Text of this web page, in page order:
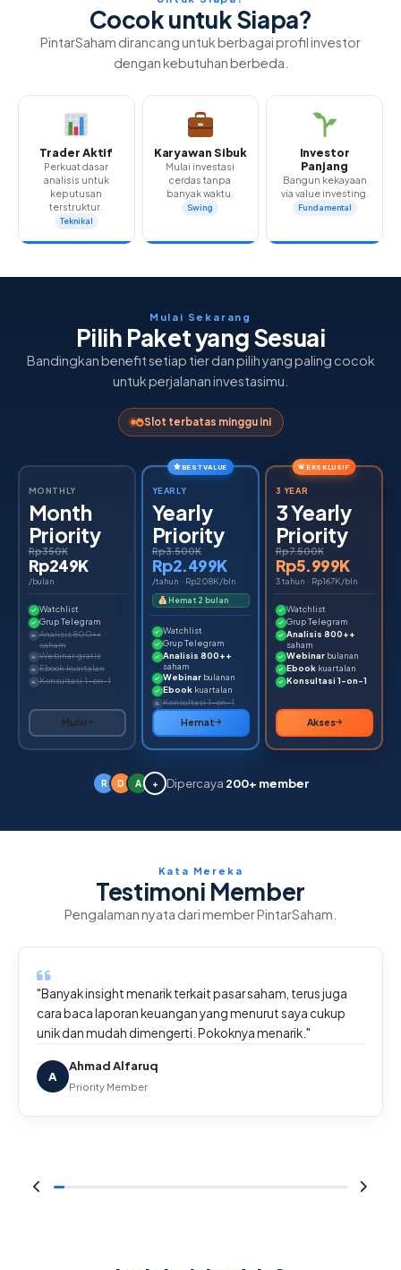
Cocok untuk Siapa?
PintarSaham dirancang untuk berbagai profil investor
dengan kebutuhan berbeda.
Trader Aktif
Perkuat dasar
analisis untuk
keputusan
terstruktur.
Teknikal
Karyawan Sibuk
Mulai investasi
cerdas tanpa
banyak waktu.
Swing
Investor
Panjang
Bangun kekayaan
via value investing.
Fundamental
Mulai Sekarang
Pilih Paket yang Sesuai
Bandingkan benefit setiap tier dan pilih yang paling cocok
untuk perjalanan investasimu.
Slot terbatas minggu ini
MONTHLY
Month
Priority
Rp350K
Rp249K
/bulan
Watchlist
Grup Telegram
Analisis 800++
saham
Webinar gratis
Ebook kuartalan
Konsultasi 1-on-1
Mulai
BEST VALUE
YEARLY
Yearly
Priority
Rp3.500K
Rp2.499K
/tahun · Rp208K/bln
Hemat 2 bulan
Watchlist
Grup Telegram
Analisis 800++
saham
Webinarbulanan
Ebookkuartalan
Konsultasi 1-on-1
Hemat
EKSKLUSIF
3 YEAR
3 Yearly
Priority
Rp7.500K
Rp5.999K
3 tahun · Rp167K/bln
Watchlist
Grup Telegram
Analisis 800++
saham
Webinarbulanan
Ebookkuartalan
Konsultasi 1-on-1
Akses
R D A + Dipercaya 200+ member
Kata Mereka
Testimoni Member
Pengalaman nyata dari member PintarSaham.
"Banyak insight menarik terkait pasar saham, terus juga
cara baca laporan keuangan yang menurut saya cukup
unik dan mudah dimengerti. Pokoknya menarik."
A
Ahmad Alfaruq
Priority Member